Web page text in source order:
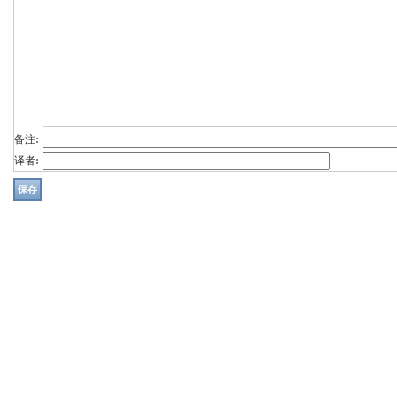
备注:
译者: